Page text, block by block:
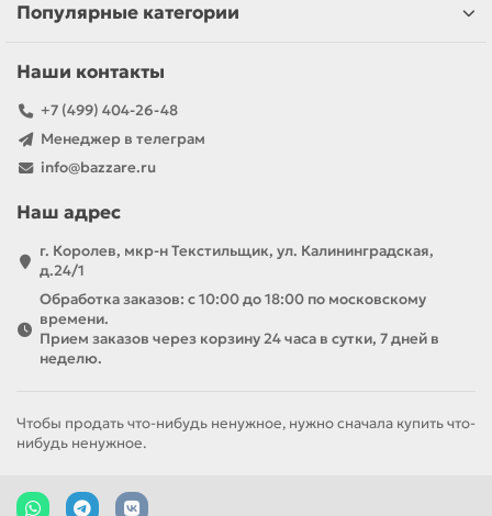
Популярные категории
Наши контакты
+7 (499) 404-26-48
Менеджер в телеграм
info@bazzare.ru
Наш адрес
г. Королев, мкр-н Текстильщик, ул. Калининградская,
д.24/1
Обработка заказов: с 10:00 до 18:00 по московскому
времени.
Прием заказов через корзину 24 часа в сутки, 7 дней в
неделю.
Чтобы продать что-нибудь ненужное, нужно сначала купить что-
нибудь ненужное.